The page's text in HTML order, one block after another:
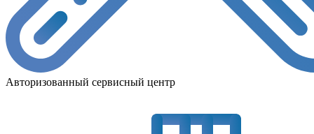
Авторизованный сервисный центр